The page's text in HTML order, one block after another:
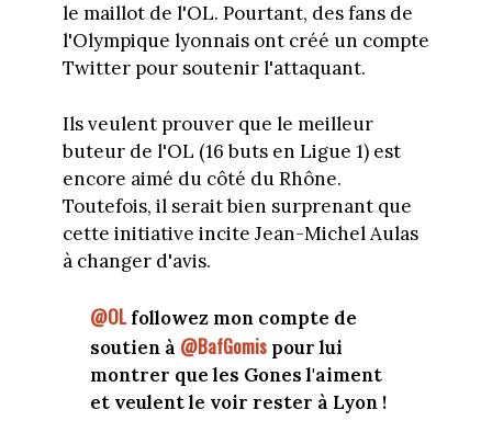
le maillot de l'OL. Pourtant, des fans de
l'Olympique lyonnais ont créé un compte
Twitter pour soutenir l'attaquant.
Ils veulent prouver que le meilleur
buteur de l'OL (16 buts en Ligue 1) est
encore aimé du côté du Rhône.
Toutefois, il serait bien surprenant que
cette initiative incite Jean-Michel Aulas
à changer d'avis.
@OL followez mon compte de
soutien à @BafGomis pour lui
montrer que les Gones l'aiment
et veulent le voir rester à Lyon !